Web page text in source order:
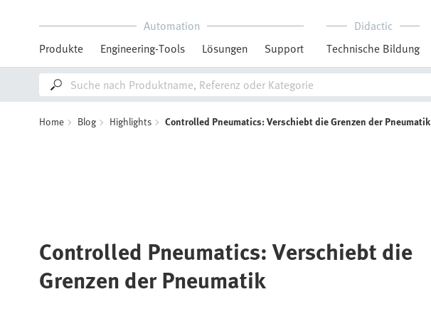
Automation
Produkte
Engineering-Tools Lösungen Support
Didactic
Technische Bildung
Home Blog Highlights Controlled Pneumatics: Verschiebt die Grenzen der Pneumatik
Controlled Pneumatics: Verschiebt die
Grenzen der Pneumatik